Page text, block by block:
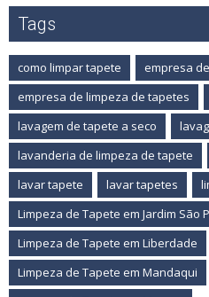
Tags
como limpar tapete
empresa
empresa de limpeza de tapetes
lavagem de tapete a seco
lavanderia de limpeza de tapete
lavar tapete
lavar tapetes
Limpeza de Tapete em Jardim São
Limpeza de Tapete em Liberdade
Limpeza de Tapete em Mandaqui